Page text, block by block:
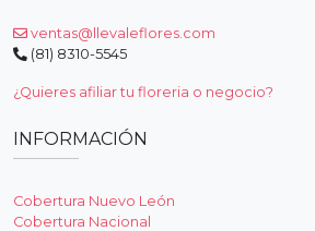
ventas@llevaleflores.com
(81) 8310-5545
¿Quieres afiliar tu floreria o negocio?
INFORMACIÓN
Cobertura Nuevo León
Cobertura Nacional